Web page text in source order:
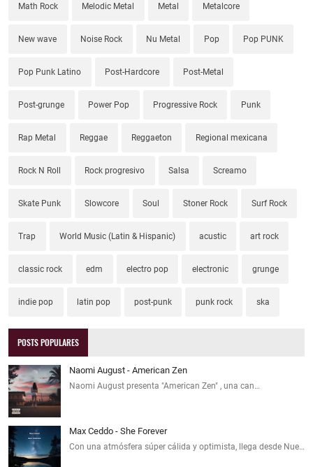
Math Rock Melodic Metal Metal Metalcore
New wave Noise Rock Nu Metal Pop Pop PUNK
Pop Punk Latino Post-Hardcore Post-Metal
Post-grunge Power Pop Progressive Rock Punk
Rap Metal Reggae Reggaeton Regional mexicana
Rock N Roll Rock progresivo Salsa Screamo
Skate Punk Slowcore Soul Stoner Rock Surf Rock
Trap World Music (Latin & Hispanic) acustic art rock
classic rock edm electro pop electronic grunge
indie pop latin pop post-punk punk rock ska
POSTS POPULARES
Naomi August - American Zen
Naomi August presenta "American Zen" , una can…
Max Ceddo - She Forever
Con una atmósfera súper cálida y optimista, llega desde Nue…